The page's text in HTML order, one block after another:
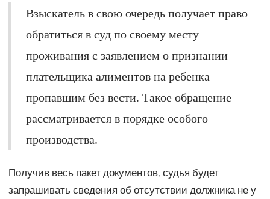
Взыскатель в свою очередь получает право
обратиться в суд по своему месту
проживания с заявлением о признании
плательщика алиментов на ребенка
пропавшим без вести. Такое обращение
рассматривается в порядке особого
производства.
Получив весь пакет документов, судья будет
запрашивать сведения об отсутствии должника не у